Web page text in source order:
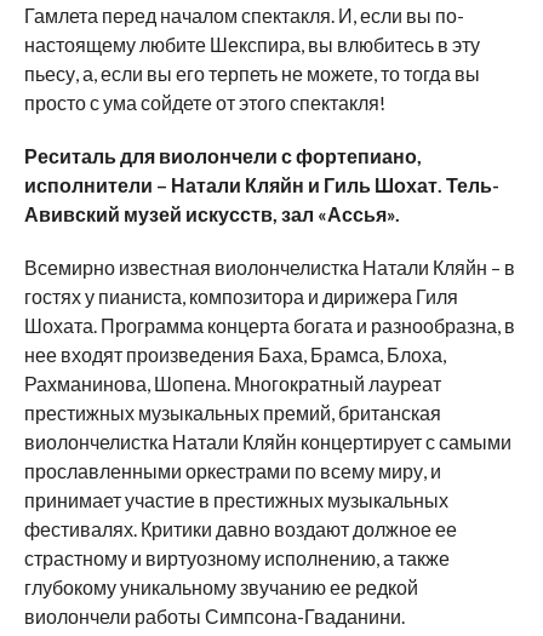
Гамлета перед началом спектакля. И, если вы по-
настоящему любите Шекспира, вы влюбитесь в эту
пьесу, а, если вы его терпеть не можете, то тогда вы
просто с ума сойдете от этого спектакля!
Реситаль для виолончели с фортепиано,
исполнители – Натали Кляйн и Гиль Шохат. Тель-
Авивский музей искусств, зал «Ассья».
Всемирно известная виолончелистка Натали Кляйн – в
гостях у пианиста, композитора и дирижера Гиля
Шохата. Программа концерта богата и разнообразна, в
нее входят произведения Баха, Брамса, Блоха,
Рахманинова, Шопена. Многократный лауреат
престижных музыкальных премий, британская
виолончелистка Натали Кляйн концертирует с самыми
прославленными оркестрами по всему миру, и
принимает участие в престижных музыкальных
фестивалях. Критики давно воздают должное ее
страстному и виртуозному исполнению, а также
глубокому уникальному звучанию ее редкой
виолончели работы Симпсона-Гваданини.